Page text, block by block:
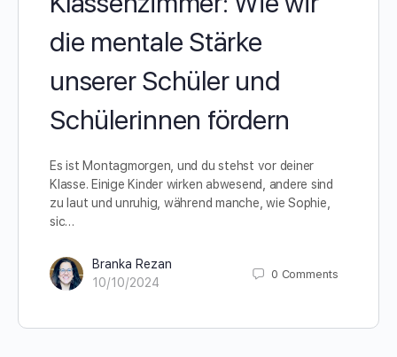
die mentale Stärke
unserer Schüler und
Schülerinnen fördern
Es ist Montagmorgen, und du stehst vor deiner
Klasse. Einige Kinder wirken abwesend, andere sind
zu laut und unruhig, während manche, wie Sophie,
sic…
Branka Rezan
10/10/2024
0 Comments